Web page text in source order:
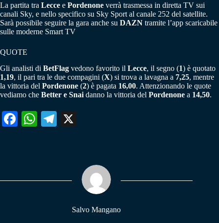
La partita tra Lecce e Pordenone verrà trasmessa in diretta TV sui
canali Sky, e nello specifico su Sky Sport al canale 252 del satellite.
Sarà possibile seguire la gara anche su DAZN tramite l’app scaricabile
sulle moderne Smart TV
QUOTE
Gli analisti di BetFlag vedono favorito il Lecce, il segno (1) è quotato
1,19, il pari tra le due compagini (X) si trova a lavagna a 7,25, mentre
la vittoria del Pordenone (2) è pagata 16,00. Attenzionando le quote
vediamo che Better e Snai danno la vittoria del Pordenone a 14,50.
Fa W
pp
Te
m
Salvo Mangano